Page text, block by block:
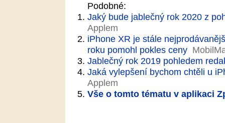
Podobné:
Jaký bude jablečný rok 2020 z
Applem
iPhone XR je stále
roku pomohl pokles ceny
Jablečný rok 2019 pohledem
Jaká vylepšení bychom chtěli u
Applem
Vše o tomto tématu v aplikaci